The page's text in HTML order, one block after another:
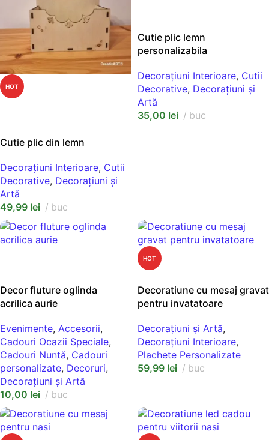
HOT
Cutie plic din lemn
Decorațiuni Interioare, Cutii
Decorative, Decorațiuni și
Artă
49,99 lei buc
Cutie plic lemn
personalizabila
Decorațiuni Interioare, Cutii
Decorative, Decorațiuni și
Artă
35,00 lei buc
Decor fluture oglinda
acrilica aurie
Evenimente, Accesorii,
Cadouri Ocazii Speciale,
Cadouri Nuntă, Cadouri
personalizate, Decoruri,
Decorațiuni și Artă
10,00 lei buc
HOT
Decoratiune cu mesaj gravat
pentru invatatoare
Decorațiuni și Artă,
Decorațiuni Interioare,
Plachete Personalizate
59,99 lei buc